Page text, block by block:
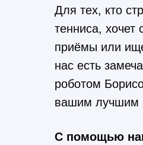
Для тех, кто
тенниса, хочет
приёмы или
нас есть
роботом
вашим лучшим
С помощью